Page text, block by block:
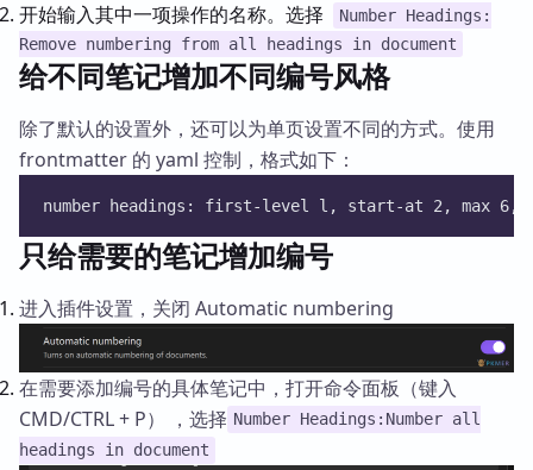
开始输入其中一项操作的名称。选择
Number Headings:
Remove numbering from all headings in document
给不同笔记增加不同编号风格
除了默认的设置外，还可以为单页设置不同的方式。使用
frontmatter 的 yaml 控制，格式如下：
number headings: first-level l, start-at 2, max
只给需要的笔记增加编号
进入插件设置，关闭 Automatic numbering
在需要添加编号的具体笔记中，打开命令面板（键入
CMD/CTRL + P） ，选择 Number Headings:Number all
headings in document